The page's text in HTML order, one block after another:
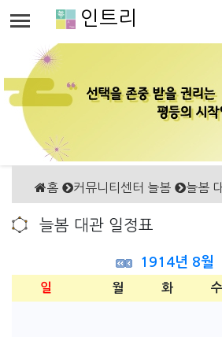
인트리
홈 커뮤니티센터 늘봄 늘봄
늘봄 대관 일정표
1914년 8월
일 월 화 수